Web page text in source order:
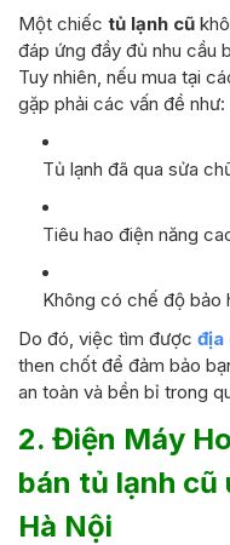
Một chiếc tủ lạnh cũ
đáp ứng đầy đủ nhu cầu
Tuy nhiên, nếu mua tại
gặp phải các vấn đề như:
Tủ lạnh đã qua sửa
Tiêu hao điện năng
Không có chế độ bảo
Do đó, việc tìm được địa
then chốt để đảm bảo
an toàn và bền bỉ trong
2. Điện Máy
bán tủ lạnh cũ
Hà Nội